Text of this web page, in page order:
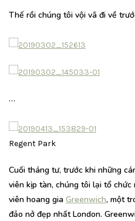
Thế rồi chúng tôi vội vã đi về
…
Regent Park
Cuối tháng tư, trước khi những
viên kịp tàn, chúng tôi lại tổ
viên hoang gia Greenwich, một
đảo nở đẹp nhất London.